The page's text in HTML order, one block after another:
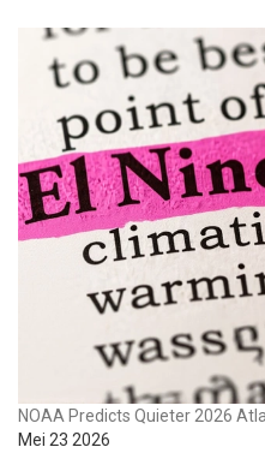
NOAA Predicts Quieter 2026
Mei 23 2026